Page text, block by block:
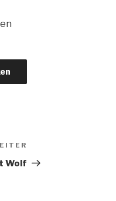
Beitrag
Wolf